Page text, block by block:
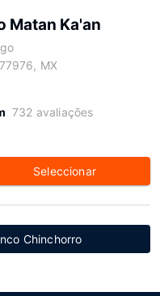
Matan Ka'an
MX
732 avaliações
Seleccionar
Chinchorro